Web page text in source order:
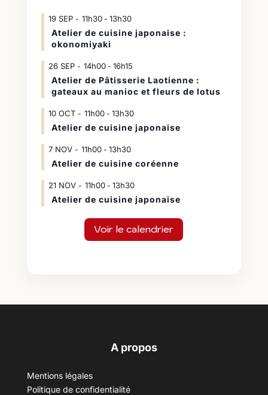
19 SEP 11h30- 13h30
Atelier de cuisine japonaise :
okonomiyaki
26 SEP 14h00- 16h15
Atelier de Pâtisserie Laotienne :
gateaux au manioc et fleurs de lotus
10 OCT 11h00- 13h30
Atelier de cuisine japonaise
7 NOV 11h00- 13h30
Atelier de cuisine coréenne
21 NOV 11h00- 13h30
Atelier de cuisine japonaise
Voir le calendrier
A propos
Mentions légales
Politique de confidentialité